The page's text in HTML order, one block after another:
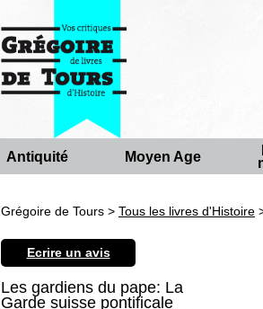
Antiquité Moyen Age
Grégoire de Tours > Tous les livres d'Histoire
Ecrire un avis
Les gardiens du pape: La
Garde suisse pontificale